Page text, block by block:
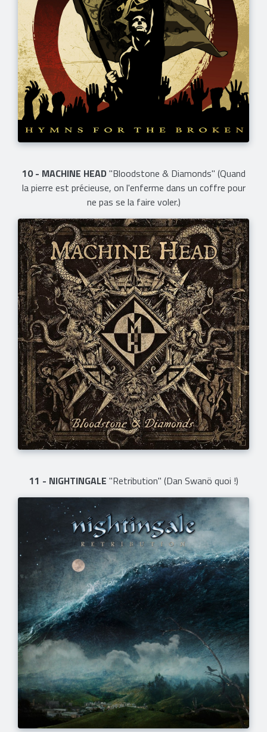
10 - MACHINE HEAD"Bloodstone & Diamonds" (Quand
la pierre est précieuse, on l'enferme dans un coffre pour
ne pas se la faire voler.)
11 - NIGHTINGALE "Retribution" (Dan Swanö quoi !)